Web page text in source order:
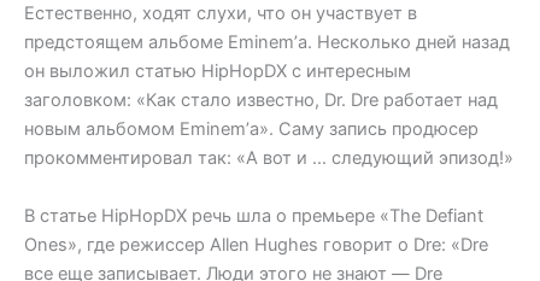
Естественно, ходят слухи, что он участвует в
предстоящем альбоме Eminem’а. Несколько дней назад
он выложил статью HipHopDX с интересным
заголовком: «Как стало известно, Dr. Dre работает над
новым альбомом Eminem’а». Саму запись продюсер
прокомментировал так: «А вот и … следующий эпизод!»
В статье HipHopDX речь шла о премьере «The Defiant
Ones», где режиссер Allen Hughes говорит о Dre: «Dre
все еще записывает. Люди этого не знают — Dre